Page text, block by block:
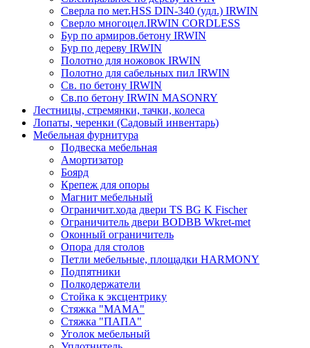
Сверла по мет.HSS DIN-340 (удл.) IRWIN
Сверло многоцел.IRWIN CORDLESS
Бур по армиров.бетону IRWIN
Бур по дереву IRWIN
Полотно для ножовок IRWIN
Полотно для сабельных пил IRWIN
Св. по бетону IRWIN
Св.по бетону IRWIN MASONRY
Лестницы, стремянки, тачки, колеса
Лопаты, черенки (Садовый инвентарь)
Мебельная фурнитура
Подвеска мебельная
Амортизатор
Боярд
Крепеж для опоры
Магнит мебельный
Ограничит.хода двери TS BG K Fischer
Ограничитель двери BODBB Wkret-met
Оконный ограничитель
Опора для столов
Петли мебельные, площадки HARMONY
Подпятники
Полкодержатели
Стойка к эксцентрику
Стяжка "МАМА"
Стяжка "ПАПА"
Уголок мебельный